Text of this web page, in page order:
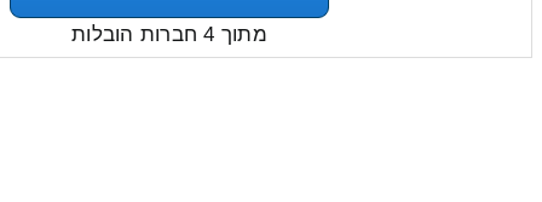
מתוך 4 חברות הובלות